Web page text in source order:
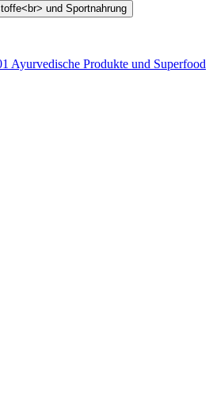
Ayurvedische Produkte und Superfood